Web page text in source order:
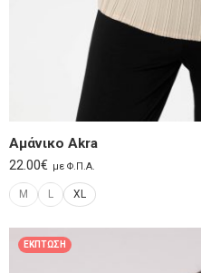
Αμάνικο Akra
22.00€ με Φ.Π.Α.
M L XL
ΈΚΠΤΩΣΗ